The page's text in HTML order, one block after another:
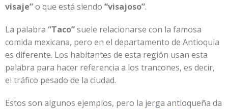
visaje”o que está siendo “visajoso”.
La palabra “Taco”suele relacionarse con la famosa
comida mexicana, pero en el departamento de Antioquia
es diferente. Los habitantes de esta región usan esta
palabra para hacer referencia a los trancones, es decir,
el tráfico pesado de la ciudad.
Estos son algunos ejemplos, pero la jerga antioqueña da